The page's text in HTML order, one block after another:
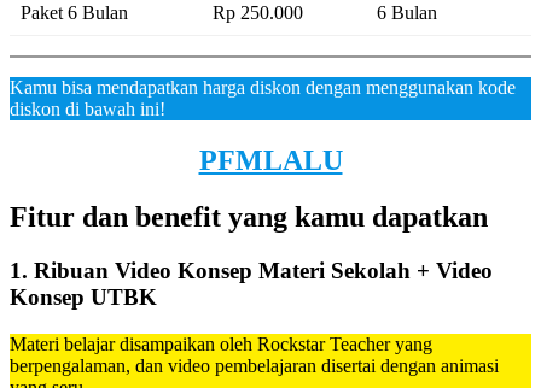
Paket 6 Bulan Rp 250.000 6 Bulan
Kamu bisa mendapatkan harga diskon dengan menggunakan kode
diskon di bawah ini!
PFMLALU
Fitur dan benefit yang kamu dapatkan
1. Ribuan Video Konsep Materi Sekolah + Video
Konsep UTBK
Materi belajar disampaikan oleh Rockstar Teacher yang
berpengalaman, dan video pembelajaran disertai dengan animasi